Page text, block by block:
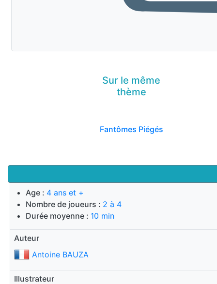
Age : 4 ans et +
Nombre de joueurs : 2 à 4
Durée moyenne : 10 min
Auteur
Antoine BAUZA
Illustrateur
Sur le même
thème
Fantômes Piégés